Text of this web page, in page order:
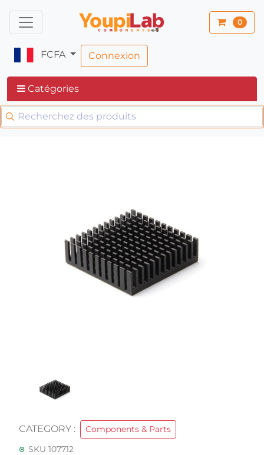
0
FCFA Connexion
Catégories
CATEGORY :
Components & Parts
SKU 107712